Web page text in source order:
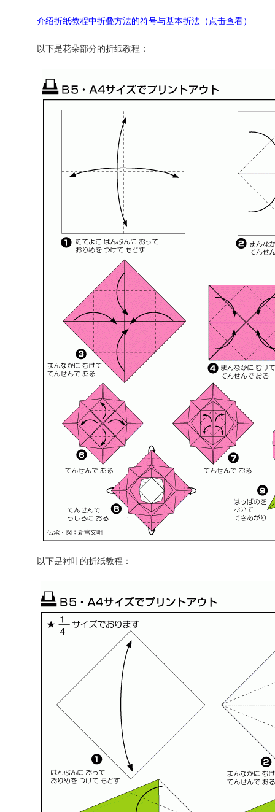
介绍折纸教程中折叠方法的符号与基本折法（点击查看）
以下是花朵部分的折纸教程：
以下是衬叶的折纸教程：